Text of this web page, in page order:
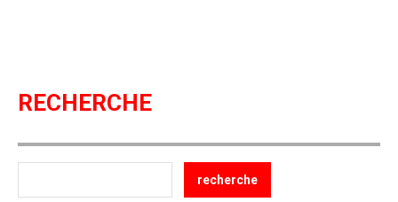
RECHERCHE